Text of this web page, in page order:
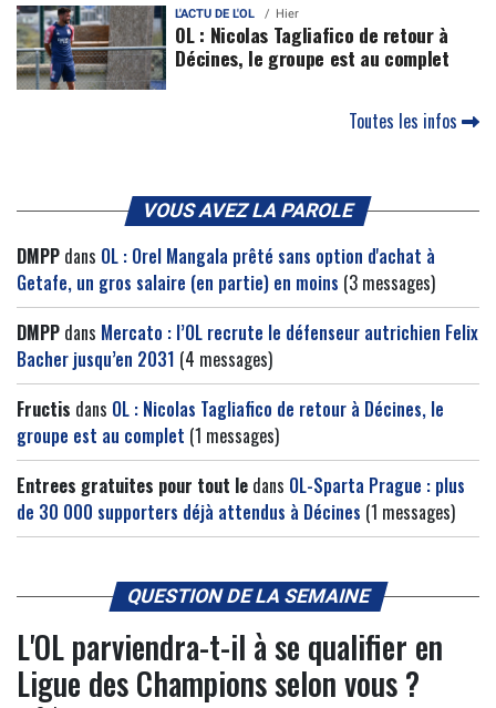
L'ACTU DE L'OL Hier
OL : Nicolas Tagliafico de retour à
Décines, le groupe est au complet
Toutes les infos
VOUS AVEZ LA PAROLE
DMPP dans OL : Orel Mangala prêté sans option d'achat à
Getafe, un gros salaire (en partie) en moins (3 messages)
DMPP dans Mercato : l’OL recrute le défenseur autrichien Felix
Bacher jusqu’en 2031 (4 messages)
Fructis dans OL : Nicolas Tagliafico de retour à Décines, le
groupe est au complet (1 messages)
Entrees gratuites pour tout le dans OL-Sparta Prague : plus
de 30 000 supporters déjà attendus à Décines (1 messages)
QUESTION DE LA SEMAINE
L'OL parviendra-t-il à se qualifier en
Ligue des Champions selon vous ?